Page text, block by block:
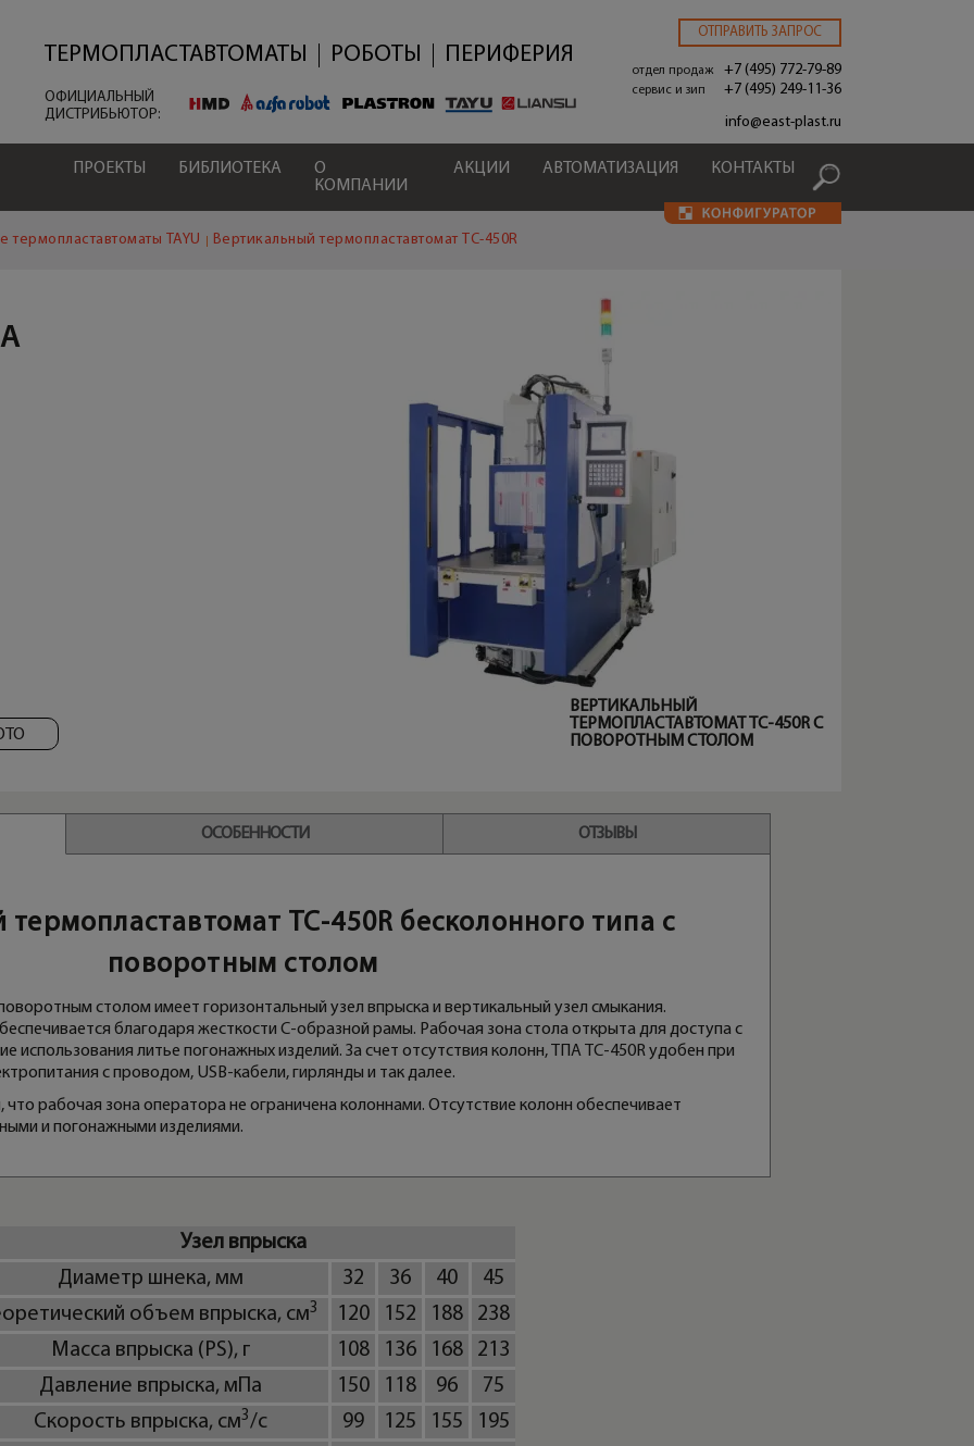
содержанию
ТЕРМОПЛАСТАВТОМАТЫ РОБОТЫ ПЕРИФЕРИЯ
ОФИЦИАЛЬНЫЙ
ДИСТРИБЬЮТОР:
ОТПРАВИТЬ ЗАПРОС
отдел продаж +7 (495) 772-79-89
сервис и зип
+7 (495) 249-11-36
info@east-plast.ru
ПРОЕКТЫ БИБЛИОТЕКА
О
КОМПАНИИ
АКЦИИ АВТОМАТИЗАЦИЯ КОНТАКТЫ
термопластавтоматы TAYU Вертикальный термопластавтомат TC-450R
ВЕРТИКАЛЬНЫЙ
ТЕРМОПЛАСТАВТОМАТ TC-450R С
ПОВОРОТНЫМ СТОЛОМ
ОСОБЕННОСТИ ОТЗЫВЫ
TC-450R бесколонного типа с
поворотным столом
столом имеет горизонтальный узел впрыска и вертикальный узел смыкания.
благодаря жесткости C-образной рамы. Рабочая зона стола открыта для доступа с
использования литье погонажных изделий. За счет отсутствия колонн, ТПА TC-450R удобен при
с проводом, USB-кабели, гирлянды и так далее.
рабочая зона оператора не ограничена колоннами. Отсутствие колонн обеспечивает
и погонажными изделиями.
Узел впрыска
Диаметр шнека, мм
32 36 40
45
объем впрыска, см3 120 152 188
238
Масса впрыска (PS), г
108 136 168
213
Давление впрыска, мПа
150 118 96
75
Скорость впрыска, см3/с 99 125 155
195